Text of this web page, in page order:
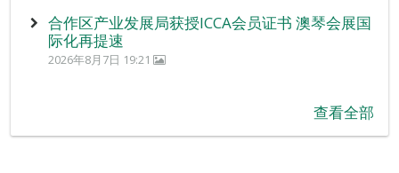
合作区产业发展局获授ICCA会员证书 澳琴会展国
际化再提速
2026年8月7日 19:21
查看全部